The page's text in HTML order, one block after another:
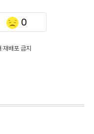
0
재배포 금지